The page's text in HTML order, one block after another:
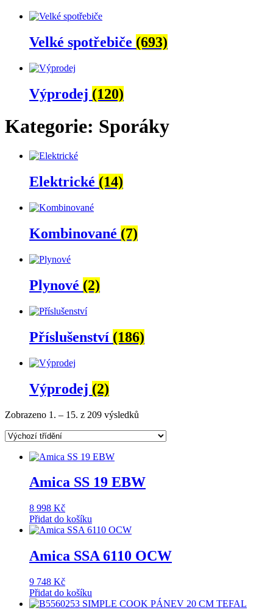
Velké spotřebiče (693)
Výprodej (120)
Kategorie: Sporáky
Elektrické (14)
Kombinované (7)
Plynové (2)
Příslušenství (186)
Výprodej (2)
Zobrazeno 1. – 15. z 209 výsledků
Amica SS 19 EBW
8 998 Kč
Přidat do košíku
Amica SSA 6110 OCW
9 748 Kč
Přidat do košíku